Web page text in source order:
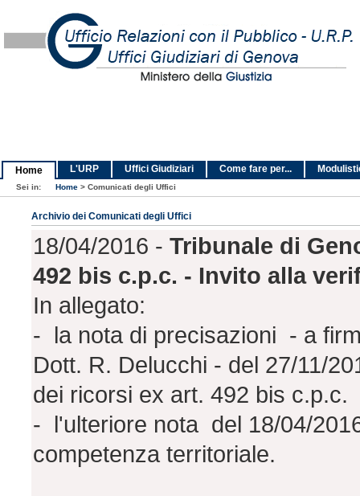
Home L'URP Uffici Giudiziari Come fare per...
Sei in: Home > Comunicati degli Uffici
Archivio dei Comunicati degli Uffici
18/04/2016 -Tribunale di
492 bis c.p.c. - Invito alla
In allegato:
- la nota di precisazioni - a
Dott. R. Delucchi - del 27/11/
dei ricorsi ex art. 492 bis c.p.c.
- l'ulteriore nota del 18/04/
competenza territoriale.